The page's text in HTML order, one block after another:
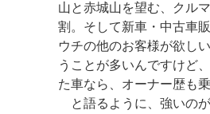
山と赤城山を望む、クル
割。そして新車・中古車
ウチの他のお客様が欲し
うことが多いんですけど
た車なら、オーナー歴も
と語るように、強いの